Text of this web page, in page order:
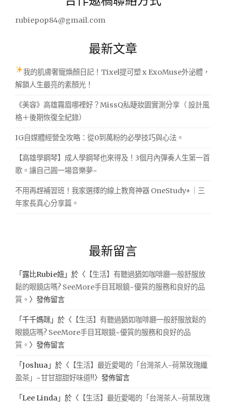
rubiepop84@gmail.com
最新文章
我的肌膚奢寵煥顏日記！Tixel提可塑 x ExoMuse外泌體，
解鎖人生最亮的素顏光！
《美容》高雄霧眉哪裡好？MissQ私睫妝園實測分享（ 設計風
格＋後期恢復全紀錄）
IG自媒體經營全攻略：從0到萬粉的必學技巧與心法。
【高雄學鋼琴】成人學鋼琴也來得及！3個月內彈奏人生第一首
歌。讓自己圓一場音樂夢~
不用再趕補習班！我家選擇的線上教育神器 OneStudy+｜三
年家長真心分享篇。
最新留言
「 露比Rubie妞 」於〈 【生活】有聽過猶如咖啡廳一般舒服放
鬆的眼鏡店嗎? SeeMore手目耳眼鏡~優質的服務和良好的品
質。 〉發佈留言
「千千媽咪 」於〈 【生活】有聽過猶如咖啡廳一般舒服放鬆的
眼鏡店嗎? SeeMore手目耳眼鏡~優質的服務和良好的品
質。 〉發佈留言
「Joshua 」於〈 【生活】最近愛喝的「台灣茶人-荷葉玫瑰纖
盈茶」~甘甘甜甜好味道!!〉發佈留言
「Lee Linda 」於〈 【生活】最近愛喝的「台灣茶人-荷葉玫瑰